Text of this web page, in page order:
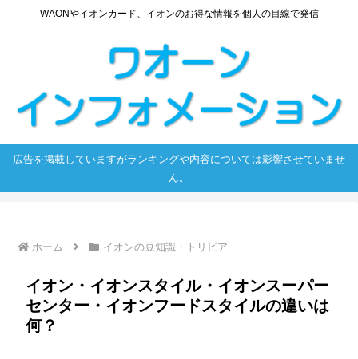
WAONやイオンカード、イオンのお得な情報を個人の目線で発信
広告を掲載していますがランキングや内容については影響させていませ
ん。
ホーム イオンの豆知識・トリビア
イオン・イオンスタイル・イオンスーパー
センター・イオンフードスタイルの違いは
何？